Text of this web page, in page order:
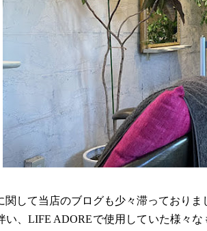
関して当店のブログも少々滞っておりま
い、LIFE ADOREで使用していた様々